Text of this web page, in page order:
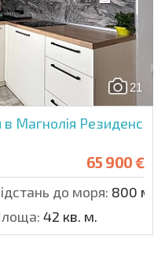
21
в Магнолія Резиденс
65 900 €
до моря: 800 м.
42 кв. м.